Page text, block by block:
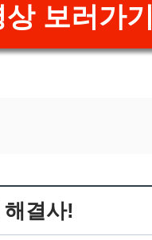
보러가기
결사!